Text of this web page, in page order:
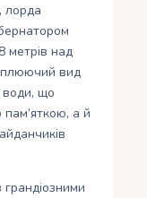
лорда
метрів над
вид
води, що
а й